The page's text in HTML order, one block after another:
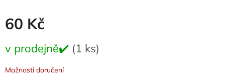
60 Kč
cena:
v prodejně✔️ (1 ks)
Možnosti doručení